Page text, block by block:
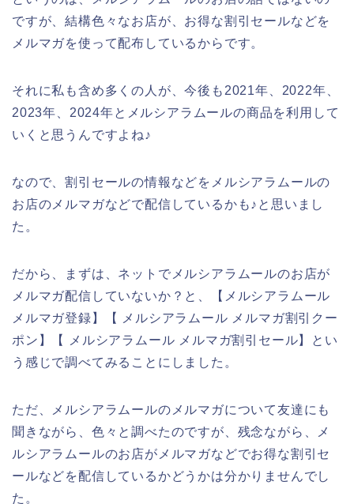
ですが、結構色々なお店が、お得な割引セールなどを
メルマガを使って配布しているからです。
それに私も含め多くの人が、今後も2021年、2022年、
2023年、2024年とメルシアラムールの商品を利用して
いくと思うんですよね♪
なので、割引セールの情報などをメルシアラムールの
お店のメルマガなどで配信しているかも♪と思いまし
た。
だから、まずは、ネットでメルシアラムールのお店が
メルマガ配信していないか？と、【メルシアラムール
メルマガ登録】【 メルシアラムール メルマガ割引クー
ポン】【 メルシアラムール メルマガ割引セール】とい
う感じで調べてみることにしました。
ただ、メルシアラムールのメルマガについて友達にも
聞きながら、色々と調べたのですが、残念ながら、メ
ルシアラムールのお店がメルマガなどでお得な割引セ
ールなどを配信しているかどうかは分かりませんでし
た。